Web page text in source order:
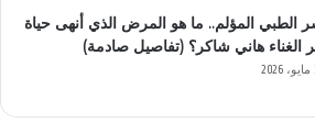
الطبي المؤلم.. ما هو المرض الذي أنهى حياة
الغناء هاني شاكر؟ (تفاصيل صادمة)